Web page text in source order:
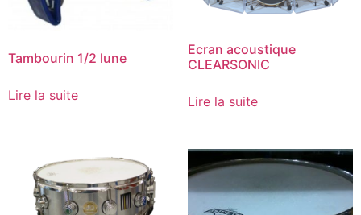
Tambourin 1/2 lune
Lire la suite
Ecran acoustique
CLEARSONIC
Lire la suite